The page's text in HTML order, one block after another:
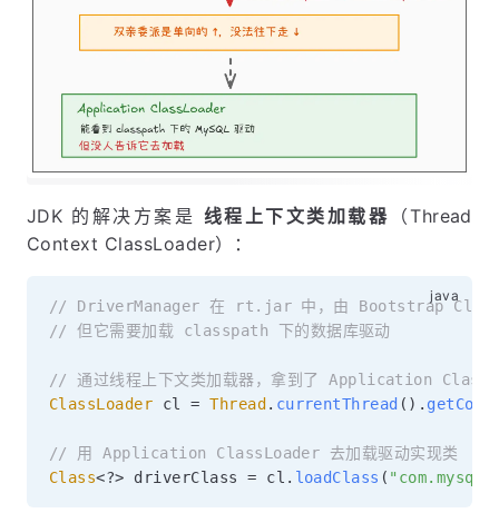
JDK 的解决方案是 线程上下文类加载器 （Thread
Context ClassLoader）：
// DriverManager 在 rt.jar 中，由 Bootstrap
// 但它需要加载 classpath 下的数据库驱动
// 通过线程上下文类加载器，拿到了 Application
ClassLoader cl = Thread . currentThread ( ) .
// 用 Application ClassLoader 去加载驱动实现类
Class<?> driverClass = cl . loadClass (